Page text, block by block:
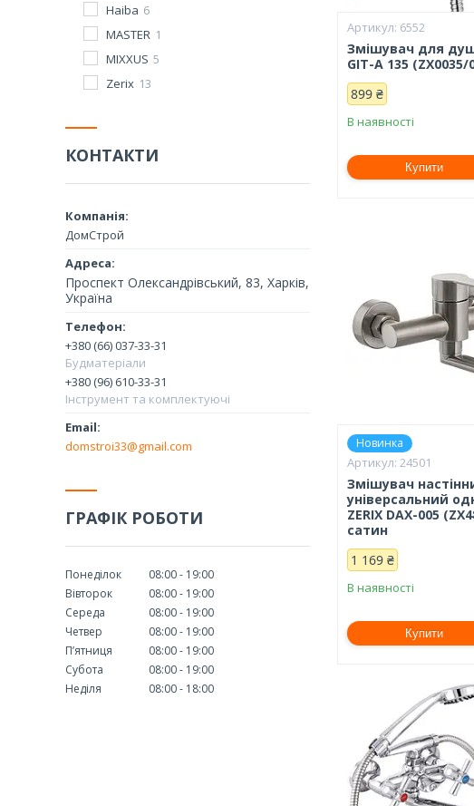
6552
Змішувач для
GIT-A 135
899 ₴
В наявності
Купити
Новинка
24501
Змішувач
універсальний
ZERIX DAX-005
сатин
1 169 ₴
В наявності
Купити
Haiba 6
MASTER 1
MIXXUS 5
Zerix 13
КОНТАКТИ
ДомСтрой
Проспект Олександрівський, 83, Харків,
Україна
+380 (66) 037-33-31
Будматеріали
+380 (96) 610-33-31
Інструмент та комплектуючі
domstroi33@gmail.com
ГРАФІК РОБОТИ
Понеділок 08:00
19:00
Вівторок
08:00
19:00
Середа
08:00
19:00
Четвер
08:00
19:00
Пʼятниця
08:00
19:00
Субота
08:00
19:00
Неділя
08:00 18:00